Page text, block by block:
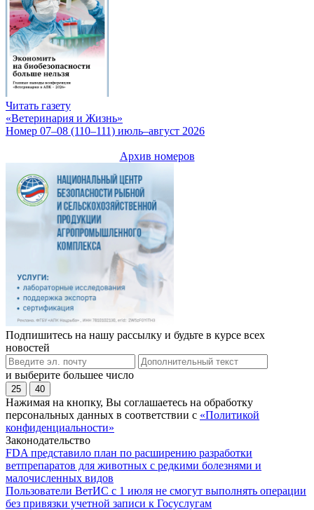
Читать газету
«Ветеринария и Жизнь»
Номер 07–08 (110–111) июль–август 2026
Архив номеров
Подпишитесь на нашу рассылку и будьте в курсе всех
новостей
и выберите большее число
25 40
Нажимая на кнопку, Вы соглашаетесь на обработку
персональных данных в соответствии с «Политикой
конфиденциальности»
Законодательство
FDA представило план по расширению разработки
ветпрепаратов для животных с редкими болезнями и
малочисленных видов
Пользователи ВетИС с 1 июля не смогут выполнять операции
без привязки учетной записи к Госуслугам